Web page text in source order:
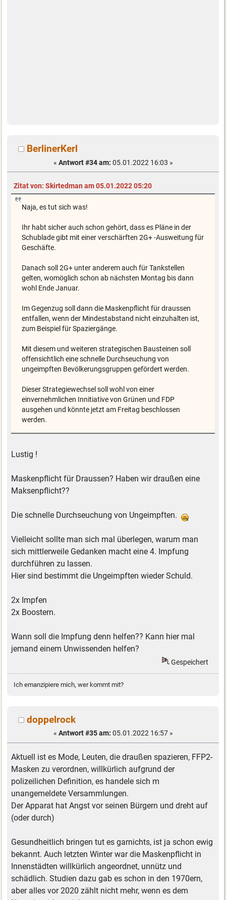
BerlinerKerl
« Antwort #34 am: 05.01.2022 16:03 »
Zitat von: Skirtedman am 05.01.2022 05:20
Naja, es tut sich was!
Ihr habt sicher auch schon gehört, dass es Pläne in der
Schublade gibt mit einer verschärften 2G+ -Ausweitung für
Geschäfte.
Danach soll 2G+ unter anderem auch für Tankstellen
gelten, womöglich schon ab nächsten Montag bis dann
wohl Ende Januar.
Im Gegenzug soll dann die Maskenpflicht für draussen
entfallen, wenn der Mindestabstand nicht einzuhalten ist,
zum Beispiel für Spaziergänge.
Mit diesem und weiteren strategischen Bausteinen soll
offensichtlich eine schnelle Durchseuchung von
ungeimpften Bevölkerungsgruppen gefördert werden.
Dieser Strategiewechsel soll wohl von einer
einvernehmlichen Innitiative von Grünen und FDP
ausgehen und könnte jetzt am Freitag beschlossen
werden.
Lustig !
Maskenpflicht für Draussen? Haben wir draußen eine
Maksenpflicht??
Die schnelle Durchseuchung von Ungeimpften.
Vielleicht sollte man sich mal überlegen, warum man
sich mittlerweile Gedanken macht eine 4. Impfung
durchführen zu lassen.
Hier sind bestimmt die Ungeimpften wieder Schuld.
2x Impfen
2x Boostern.
Wann soll die Impfung denn helfen?? Kann hier mal
jemand einem Unwissenden helfen?
Gespeichert
Ich emanzipiere mich, wer kommt mit?
doppelrock
« Antwort #35 am: 05.01.2022 16:57 »
Aktuell ist es Mode, Leuten, die draußen spazieren, FFP2-
Masken zu verordnen, willkürlich aufgrund der
polizeilichen Definition, es handele sich m
unangemeldete Versammlungen.
Der Apparat hat Angst vor seinen Bürgern und dreht auf
(oder durch)
Gesundheitlich bringen tut es garnichts, ist ja schon ewig
bekannt. Auch letzten Winter war die Maskenpflicht in
Innenstädten willkürlich angeordnet, unnütz und
schädlich. Studien dazu gab es schon in den 1970ern,
aber alles vor 2020 zählt nicht mehr, wenn es dem